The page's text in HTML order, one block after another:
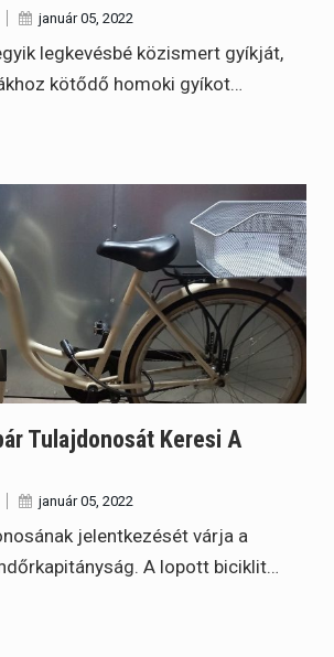
január 05, 2022
legkevésbé közismert gyíkját,
kötődő homoki gyíkot…
Tulajdonosát Keresi A
január 05, 2022
jelentkezését várja a
A lopott biciklit…